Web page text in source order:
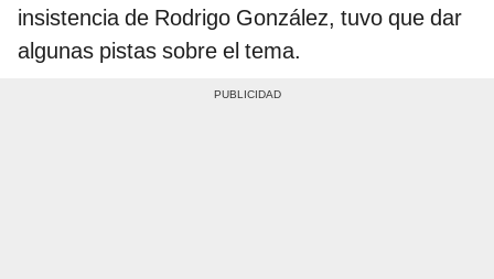
insistencia de Rodrigo González, tuvo que dar
algunas pistas sobre el tema.